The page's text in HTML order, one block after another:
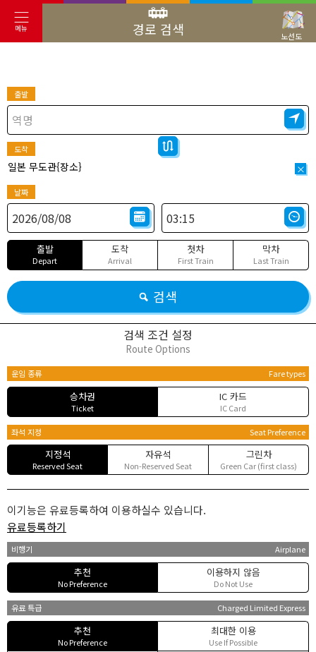
메뉴 경로 검색 노선도
출발
도착
일본 무도관{장소} ×
날짜
출발
Depart
도착
Arrival
첫차
First Train
막차
Last Train
검색
검색 조건 설정
Route Options
운임 종류 Fare types
승차권
Ticket
IC 카드
IC Card
좌석 지정 Seat Preference
지정석
Reserved Seat
자유석
Non-Reserved Seat
그린차
Green Car (first class)
이기능은 유료등록하여 이용하실수 있습니다.
유료등록하기
비행기 Airplane
추천
No Preference
이용하지 않음
Do Not Use
유료 특급 Charged Limited Express
추천
No Preference
최대한 이용
Use If Possible